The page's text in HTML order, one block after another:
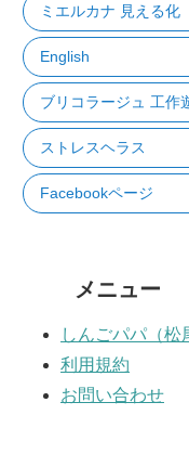
ミエルカナ 見える化
English
ブリコラージュ 工作
ストレスヘラス
Facebookページ
メニュー
しんごパパ（
利用規約
お問い合わせ